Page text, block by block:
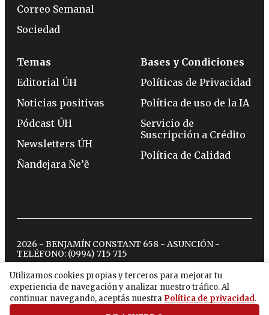
Utilizamos cookies propias y terceros para mejorar tu
experiencia de navegación y analizar nuestro tráfico. Al
continuar navegando, aceptás nuestra Política de privacidad.
Correo Semanal
Sociedad
Temas
Editorial ÚH
Noticias positivas
Pódcast ÚH
Newsletters ÚH
Ñandejara Ñe’ẽ
Bases y Condiciones
Políticas de Privacidad
Política de uso de la IA
Servicio de
Suscripción a Crédito
Política de Calidad
2026 - BENJAMÍN CONSTANT 658 - ASUNCIÓN -
TELÉFONO: (0994) 715 715
twitterinstagram
facebook
tiktokyoutubespotify